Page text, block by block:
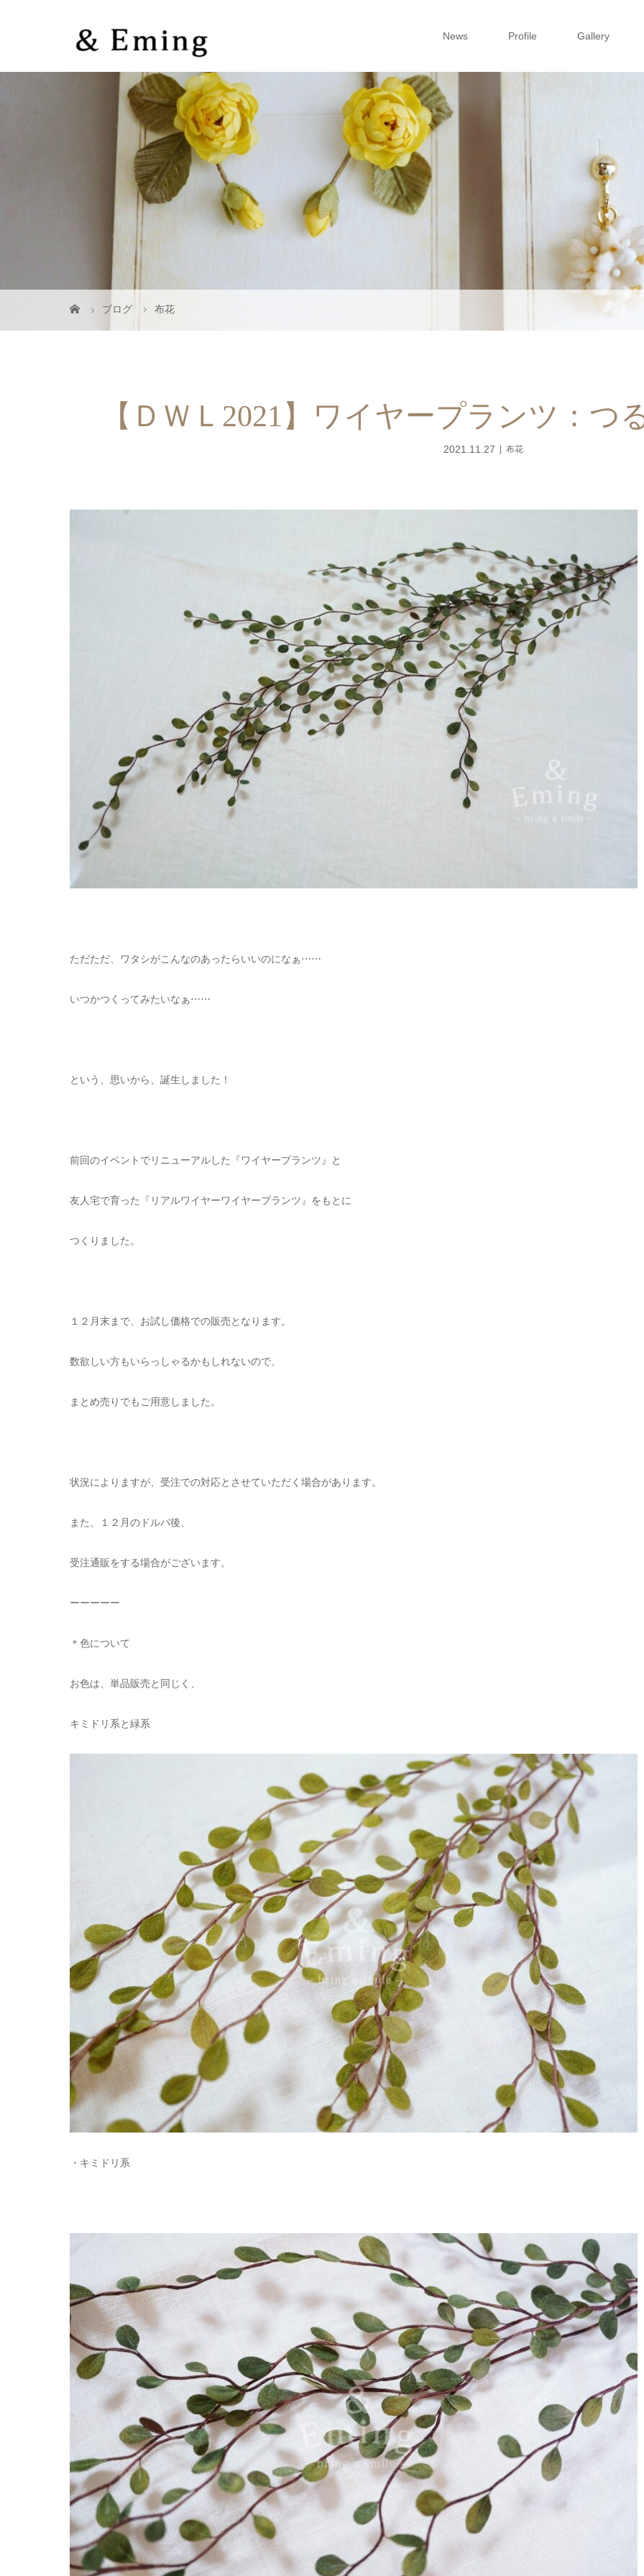
News Profile Gallery
ブログ 布花
【ＤＷＬ2021】ワイヤープランツ：つ
2021.11.27 布花
ただただ、ワタシがこんなのあったらいいのになぁ⋯⋯
いつかつくってみたいなぁ⋯⋯
という、思いから、誕生しました！
前回のイベントでリニューアルした『ワイヤープランツ』と
友人宅で育った『リアルワイヤーワイヤープランツ』をもとに
つくりました。
１２月末まで、お試し価格での販売となります。
数欲しい方もいらっしゃるかもしれないので、
まとめ売りでもご用意しました。
状況によりますが、受注での対応とさせていただく場合があります。
また、１２月のドルパ後、
受注通販をする場合がございます。
ーーーーー
＊色について
お色は、単品販売と同じく、
キミドリ系と緑系
・キミドリ系